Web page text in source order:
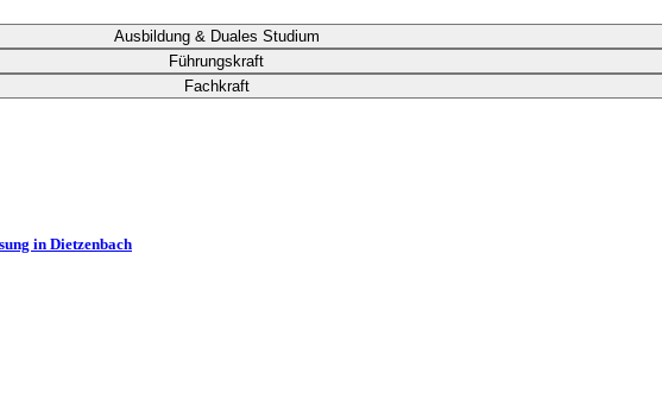
Ausbildung & Duales Studium
Führungskraft
Fachkraft
in Dietzenbach